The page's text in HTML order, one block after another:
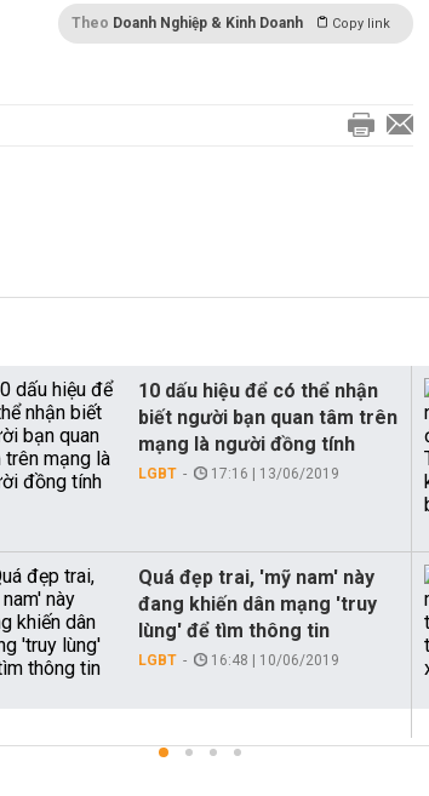
Theo Doanh Nghiệp & Kinh Doanh Copy link
10 dấu hiệu để có thể nhận
biết người bạn quan tâm trên
mạng là người đồng tính
LGBT 17:16 | 13/06/2019
Quá đẹp trai, 'mỹ nam' này
đang khiến dân mạng 'truy
lùng' để tìm thông tin
LGBT 16:48 | 10/06/2019